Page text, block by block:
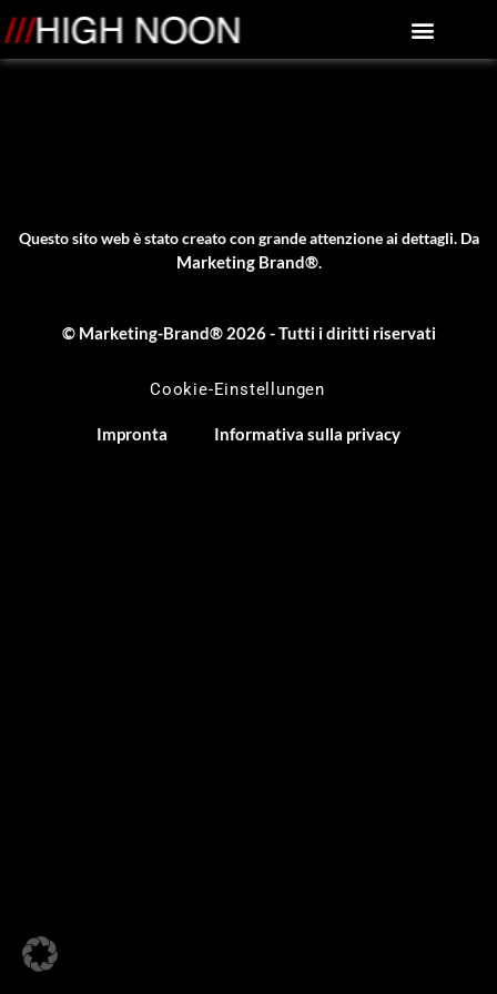
Questo sito web è stato creato con grande attenzione ai dettagli. Da
Marketing Brand®.
© Marketing-Brand® 2026 - Tutti i diritti riservati
Cookie-Einstellungen
Impronta Informativa sulla privacy